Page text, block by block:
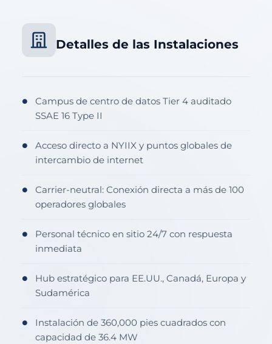
Detalles de las Instalaciones
●
Campus de centro de datos Tier 4 auditado
SSAE 16 Type II
●
Acceso directo a NYIIX y puntos globales de
intercambio de internet
●
Carrier-neutral: Conexión directa a más de 100
operadores globales
●
Personal técnico en sitio 24/7 con respuesta
inmediata
●
Hub estratégico para EE.UU., Canadá, Europa y
Sudamérica
●
Instalación de 360,000 pies cuadrados con
capacidad de 36.4 MW